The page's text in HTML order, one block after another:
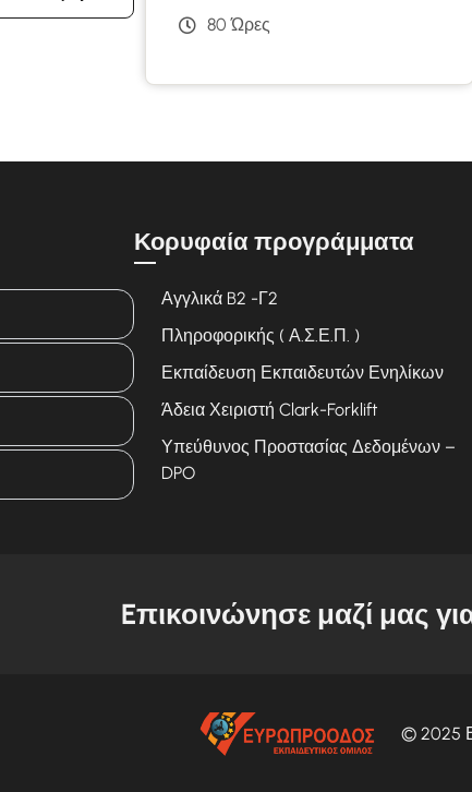
80 Ώρες
Κορυφαία προγράμματα
Αγγλικά B2 -Γ2
Πληροφορικής ( Α.Σ.Ε.Π. )
Εκπαίδευση Εκπαιδευτών Ενηλίκων
Άδεια Χειριστή Clark-Forklift
Υπεύθυνος Προστασίας Δεδομένων –
DPO
Eπικοινώνησε μαζί μας
© 2025